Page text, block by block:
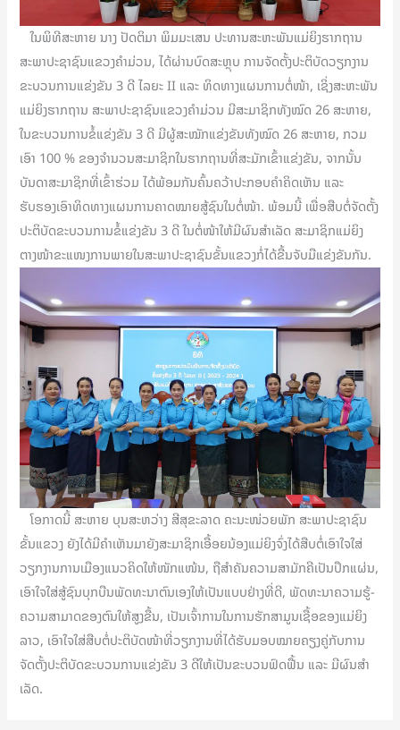
ໃນພິທີສະຫາຍ ນາງ ປັດຕິມາ ພິມມະເສນ ປະທານສະຫະພັນແມ່ຍິງຮາກຖານ
ສະພາປະຊາຊົນແຂວງຄໍາມ່ວນ, ໄດ້ຜ່ານບົດສະຫຼຸບ ການຈັດຕັ້ງປະຕິບັດວຽກງານ
ຂະບວນການແຂ່ງຂັນ 3 ດີ ໄລຍະ II ແລະ ທິດທາງແຜນການຕໍ່ໜ້າ, ເຊິ່ງສະຫະພັນ
ແມ່ຍິງຮາກຖານ ສະພາປະຊາຊົນແຂວງຄຳມ່ວນ ມີສະມາຊິກທັງໝົດ 26 ສະຫາຍ,
ໃນຂະບວນການຂໍ້ແຂ່ງຂັນ 3 ດີ ມີຜູ້ສະໝັກແຂ່ງຂັນທັງໝົດ 26 ສະຫາຍ, ກວມ
ເອົາ 100 % ຂອງຈໍານວນສະມາຊິກໃນຮາກຖານທີ່ສະມັກເຂົ້າແຂ່ງຂັນ, ຈາກນັ້ນ
ບັນດາສະມາຊິກທີ່ເຂົ້າຮ່ວມ ໄດ້ພ້ອມກັນຄົ້ນຄວ້າປະກອບຄຳຄິດເຫັນ ແລະ
ຮັບຮອງເອົາທິດທາງແຜນການຄາດໝາຍສູ້ຊົນໃນຕໍ່ໜ້າ. ພ້ອມນີ້ ເພື່ອສືບຕໍ່ຈັດຕັ້ງ
ປະຕິບັດຂະບວນການຂໍ້ແຂ່ງຂັນ 3 ດີ ໃນຕໍ່ໜ້າໃຫ້ມີຜົນສໍາເລັດ ສະມາຊິກແມ່ຍິງ
ຕາງໜ້າຂະແໜງການພາຍໃນສະພາປະຊາຊົນຂັ້ນແຂວງກໍ່ໄດ້ຂື້ນຈັບມືແຂ່ງຂັນກັນ.
ໂອກາດນີ້ ສະຫາຍ ບຸນສະຫວ່າງ ສີສຸຂະລາດ ຄະນະໜ່ວຍພັກ ສະພາປະຊາຊົນ
ຂັ້ນແຂວງ ຍັງໄດ້ມີຄໍາເຫັນມາຍັງສະມາຊິກເອື້ອຍນ້ອງແມ່ຍິງຈົ່ງໄດ້ສືບຕໍ່ເອົາໃຈໃສ່
ວຽກງານການເມືອງແນວຄິດໃຫ້ໜັກແໜ້ນ, ຖືສໍາຄັນຄວາມສາມັກຄີເປັນປຶກແຜ່ນ,
ເອົາໃຈໃສ່ສູ້ຊົນບຸກບືນພັດທະນາຕົນເອງໃຫ້ເປັນແບບຢ່າງທີ່ດີ, ພັດທະນາຄວາມຮູ້-
ຄວາມສາມາດຂອງຕົນໃຫ້ສູງຂື້ນ, ເປັນເຈົ້າການໃນການຮັກສາມູນເຊື້ອຂອງແມ່ຍິງ
ລາວ, ເອົາໃຈໃສ່ສືບຕໍ່ປະຕິບັດໜ້າທີ່ວຽກງານທີ່ໄດ້ຮັບມອບໝາຍຄຽງຄູ່ກັບການ
ຈັດຕັ້ງປະຕິບັດຂະບວນການແຂ່ງຂັນ 3 ດີໃຫ້ເປັນຂະບວນຟົດຟື້ນ ແລະ ມີຜົນສໍາ
ເລັດ.